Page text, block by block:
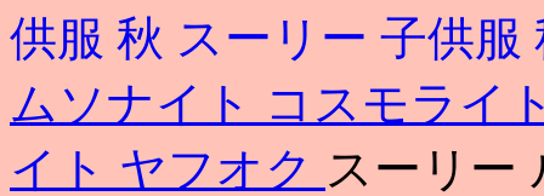
供服 秋 スーリー 子供服
ムソナイト コスモライ
イト ヤフオク スーリー